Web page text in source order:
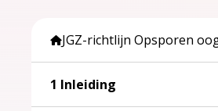
JGZ-richtlijn Opsporen
1 Inleiding